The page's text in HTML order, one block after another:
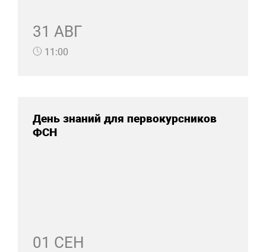
31 АВГ
11:00
День знаний для первокурсников
ФСН
01 СЕН